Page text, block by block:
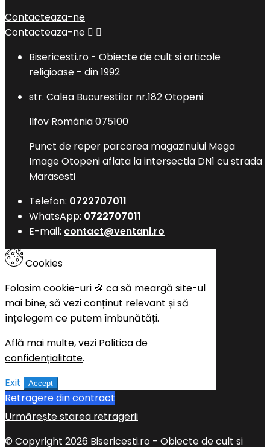
Contacteaza-ne
Contacteaza-ne  
Bisericesti.ro - Obiecte de cult si articole
religioase - din 1992
str. Calea Bucurestilor nr.182 Otopeni
Ilfov România 075100
Punct de reper parcarea magazinului Mega
Image Otopeni aflata la intersectia DN1 cu strada
Marasesti
Telefon: 0722707011
WhatsApp: 0722707011
E-mail: contact@ventani.ro
Cookies
Folosim cookie-uri 🍪 ca să meargă site-ul
mai bine, să vezi conținut relevant și să
înțelegem ce putem îmbunătăți.
Află mai multe, vezi Politica de
confidențialitate.
Exit
Accept
Retragere din contract
Urmărește starea retragerii
© Copyright 2026 Bisericesti.ro - Obiecte de cult si